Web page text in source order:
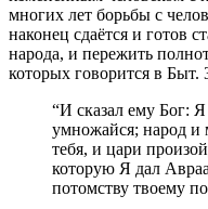
многих лет борьбы с
наконец сдаётся и готов
народа, и пережить
которых говорится в Быт.
“И сказал ему Бог:
умножайся; народ и
тебя, и цари
которую Я дал
потомству твоему